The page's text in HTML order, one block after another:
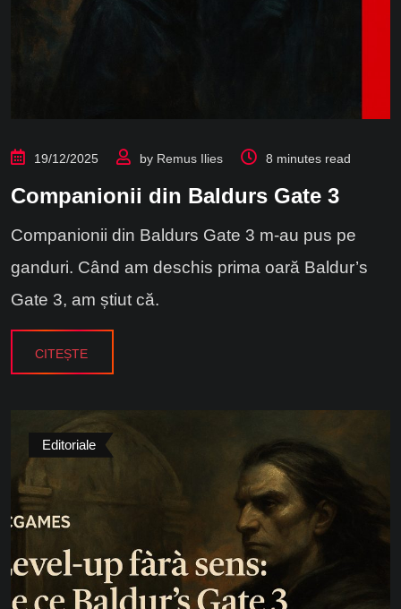
19/12/2025 by Remus Ilies 8 minutes read
Companionii din Baldurs Gate 3
Companionii din Baldurs Gate 3 m-au pus pe
ganduri. Când am deschis prima oară Baldur’s
Gate 3, am știut că.
CITEȘTE
Editoriale